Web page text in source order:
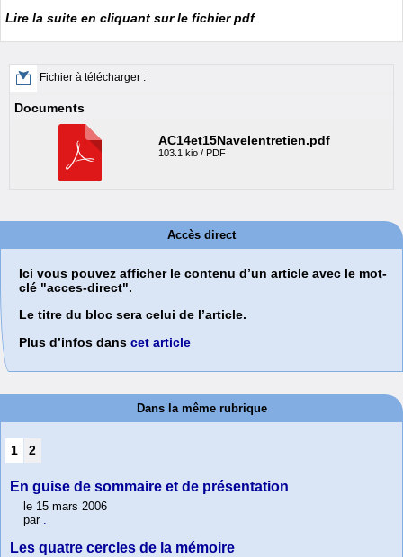
Lire la suite en cliquant sur le fichier pdf
Fichier à télécharger :
Documents
AC14et15Navelentretien.pdf
103.1 kio / PDF
Accès direct
Ici vous pouvez afficher le contenu d’un article avec le mot-
clé "acces-direct".
Le titre du bloc sera celui de l’article.
Plus d’infos dans cet article
Dans la même rubrique
1 2
En guise de sommaire et de présentation
le 15 mars 2006
par .
Les quatre cercles de la mémoire